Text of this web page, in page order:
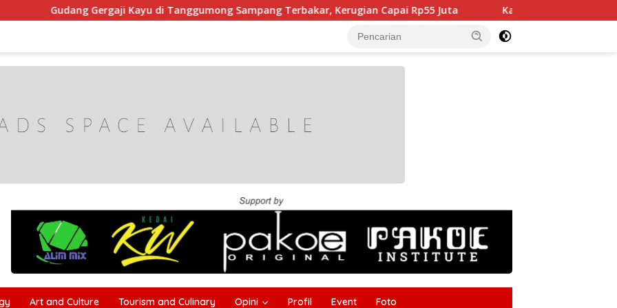
Kayu di Tanggumong Sampang Terbakar, Kerugian Capai Rp55 Juta Kabupaten Brebes Lakukan Studi Tiru
Art and Culture Tourism and Culinary Opini Profil Event Foto